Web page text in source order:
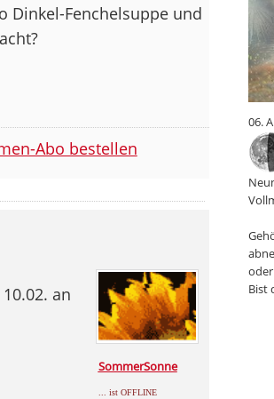
06.
Bist
Dinkel-Fenchelsuppe und
Abo bestellen
SommerSonne
... ist OFFLINE
an